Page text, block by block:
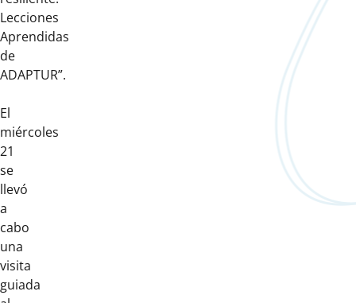
Lecciones
Aprendidas
de
ADAPTUR”.
El
miércoles
21
se
llevó
a
cabo
una
visita
guiada